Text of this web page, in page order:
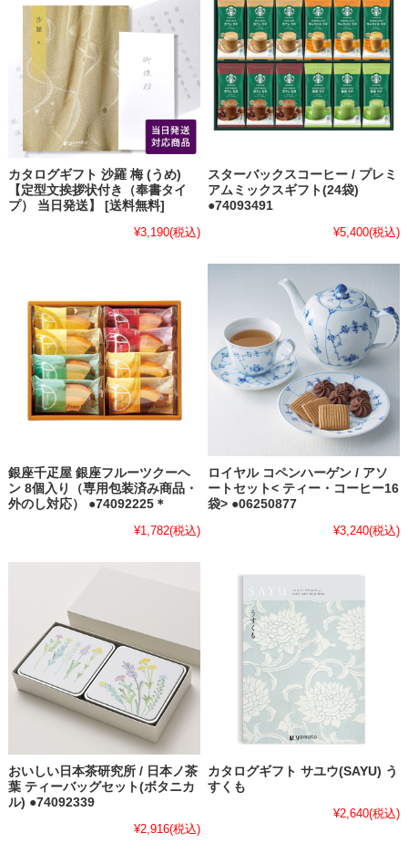
カタログギフト 沙羅 梅 (うめ)
【定型文挨拶状付き（奉書タイ
プ） 当日発送】 [送料無料]
¥3,190(税込)
スターバックスコーヒー / プレミ
アムミックスギフト(24袋)
●74093491
¥5,400(税込)
銀座千疋屋 銀座フルーツクーヘ
ン 8個入り（専用包装済み商品・
外のし対応） ●74092225＊
¥1,782(税込)
ロイヤル コペンハーゲン / アソ
ートセット< ティー・コーヒー16
袋> ●06250877
¥3,240(税込)
おいしい日本茶研究所 / 日本ノ茶
葉 ティーバッグセット(ボタニカ
ル) ●74092339
¥2,916(税込)
カタログギフト サユウ(SAYU) う
すくも
¥2,640(税込)